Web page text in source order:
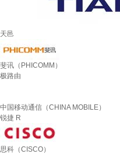
天邑
斐讯（PHICOMM）
极路由
中国移动通信（CHINA MOBILE）
锐捷 R
思科（CISCO）